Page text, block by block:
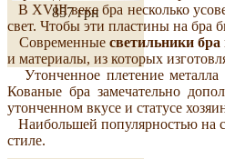
857 грн
В XVIII веке бра несколько
свет. Чтобы эти пластины на бра
Современные светильники бра
и материалы, из которых
Утонченное плетение металла
Кованые бра замечательно
утонченном вкусе и статусе
Наибольшей популярностью на
стиле.